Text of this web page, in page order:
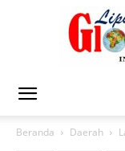
Beranda Daerah